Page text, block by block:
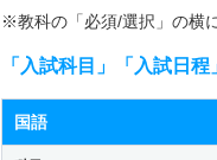
※教科の「必須/選択」の横
「入試科目」「入試日
国語